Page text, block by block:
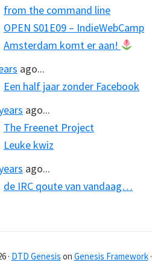
from the command line
OPEN S01E09 – IndieWebCamp
Amsterdam komt er aan!
ago...
Een half jaar zonder Facebook
ago...
The Freenet Project
Leuke kwiz
ago...
de IRC qoute van vandaag…
· DTD Genesis on Genesis Framework·